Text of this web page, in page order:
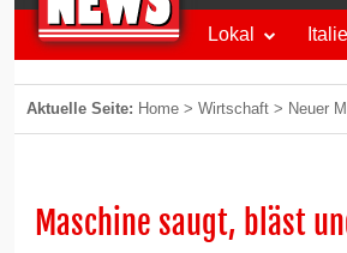
Lokal
Aktuelle Seite: Home > Wirtschaft > Neuer
Maschine saugt, bläst